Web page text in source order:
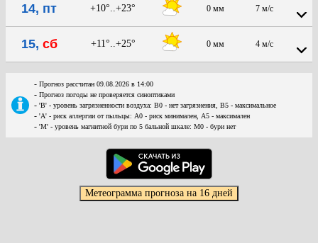
14, пт +10°..+23° 0 мм 7 м/с
15, сб +11°..+25° 0 мм 4 м/с
- Прогноз рассчитан 09.08.2026 в 14:00
- Прогноз погоды не проверяется синоптиками
- 'В' - уровень загрязненности воздуха: В0 - нет загрязнения, В5 - максимальное
- 'А' - риск аллергии от пыльцы: А0 - риск минимален, А5 - максимален
- 'М' - уровень магнитной бури по 5 бальной шкале: М0 - бури нет